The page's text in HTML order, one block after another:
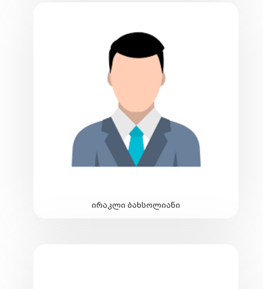
ირაკლი ბახსოლიანი